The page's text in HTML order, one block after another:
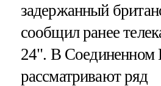
задержанный
сообщил ранее
24". В Соединенном
рассматривают ряд